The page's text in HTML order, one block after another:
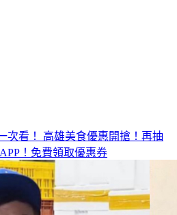
次看！ 高雄美食優惠開搶！再抽
！免費領取優惠券